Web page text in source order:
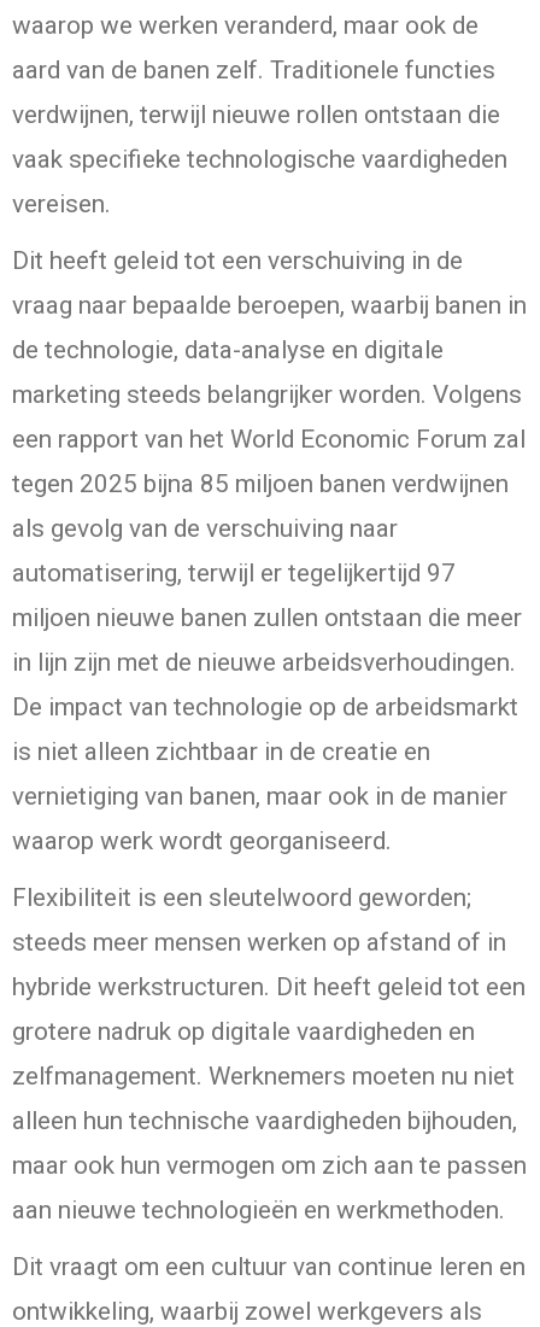
waarop we werken veranderd, maar ook de
aard van de banen zelf. Traditionele functies
verdwijnen, terwijl nieuwe rollen ontstaan die
vaak specifieke technologische vaardigheden
vereisen.
Dit heeft geleid tot een verschuiving in de
vraag naar bepaalde beroepen, waarbij banen in
de technologie, data-analyse en digitale
marketing steeds belangrijker worden. Volgens
een rapport van het World Economic Forum zal
tegen 2025 bijna 85 miljoen banen verdwijnen
als gevolg van de verschuiving naar
automatisering, terwijl er tegelijkertijd 97
miljoen nieuwe banen zullen ontstaan die meer
in lijn zijn met de nieuwe arbeidsverhoudingen.
De impact van technologie op de arbeidsmarkt
is niet alleen zichtbaar in de creatie en
vernietiging van banen, maar ook in de manier
waarop werk wordt georganiseerd.
Flexibiliteit is een sleutelwoord geworden;
steeds meer mensen werken op afstand of in
hybride werkstructuren. Dit heeft geleid tot een
grotere nadruk op digitale vaardigheden en
zelfmanagement. Werknemers moeten nu niet
alleen hun technische vaardigheden bijhouden,
maar ook hun vermogen om zich aan te passen
aan nieuwe technologieën en werkmethoden.
Dit vraagt om een cultuur van continue leren en
ontwikkeling, waarbij zowel werkgevers als